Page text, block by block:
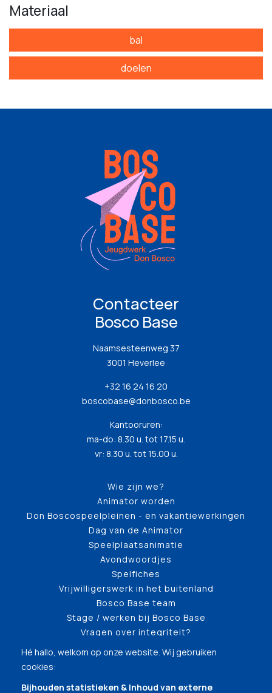
Materiaal
bal
doelen
Contacteer
Bosco Base
Naamsesteenweg 37
3001 Heverlee
+32 16 24 16 20
boscobase@donbosco.be
Kantooruren:
ma-do: 8.30 u. tot 17.15 u.
vr: 8.30 u. tot 15.00 u.
Wie zijn we?
Animator worden
Don Boscospeelpleinen - en vakantiewerkingen
Dag van de Animator
Speelplaatsanimatie
Avondwoordjes
Spelfiches
Vrijwilligerswerk in het buitenland
Bosco Base team
Stage / werken bij Bosco Base
Vragen over integriteit?
Hé hallo, welkom op onze website. Wij gebruiken
cookies:
Bijhouden statistieken & Inhoud van externe